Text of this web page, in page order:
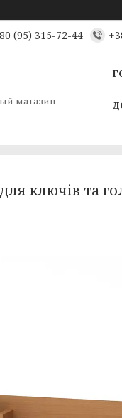
(95) 315-72-44
магазин
ключів та